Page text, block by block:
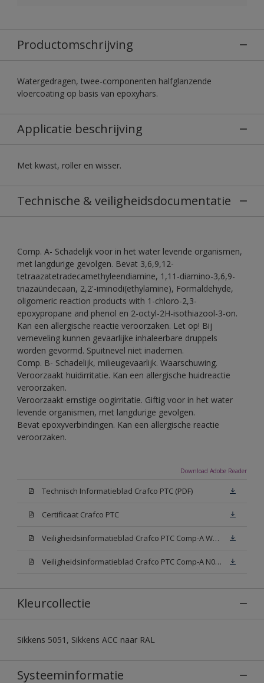
Productomschrijving
Watergedragen, twee-componenten halfglanzende
vloercoating op basis van epoxyhars.
Applicatie beschrijving
Met kwast, roller en wisser.
Technische & veiligheidsdocumentatie
Comp. A- Schadelijk voor in het water levende organismen,
met langdurige gevolgen. Bevat 3,6,9,12-
tetraazatetradecamethyleendiamine, 1,11-diamino-3,6,9-
triazaündecaan, 2,2'-iminodi(ethylamine), Formaldehyde,
oligomeric reaction products with 1-chloro-2,3-
epoxypropane and phenol en 2-octyl-2H-isothiazool-3-on.
Kan een allergische reactie veroorzaken. Let op! Bij
verneveling kunnen gevaarlijke inhaleerbare druppels
worden gevormd. Spuitnevel niet inademen.
Comp. B- Schadelijk, milieugevaarlijk. Waarschuwing.
Veroorzaakt huidirritatie. Kan een allergische huidreactie
veroorzaken.
Veroorzaakt ernstige oogirritatie. Giftig voor in het water
levende organismen, met langdurige gevolgen.
Bevat epoxyverbindingen. Kan een allergische reactie
veroorzaken.
Download Adobe Reader
Technisch Informatieblad Crafco PTC (PDF)
Certificaat Crafco PTC
Veiligheidsinformatieblad Crafco PTC Comp-A W05 (MSDS)
Veiligheidsinformatieblad Crafco PTC Comp-A N00 (MSDS)
Kleurcollectie
Sikkens 5051, Sikkens ACC naar RAL
Systeeminformatie